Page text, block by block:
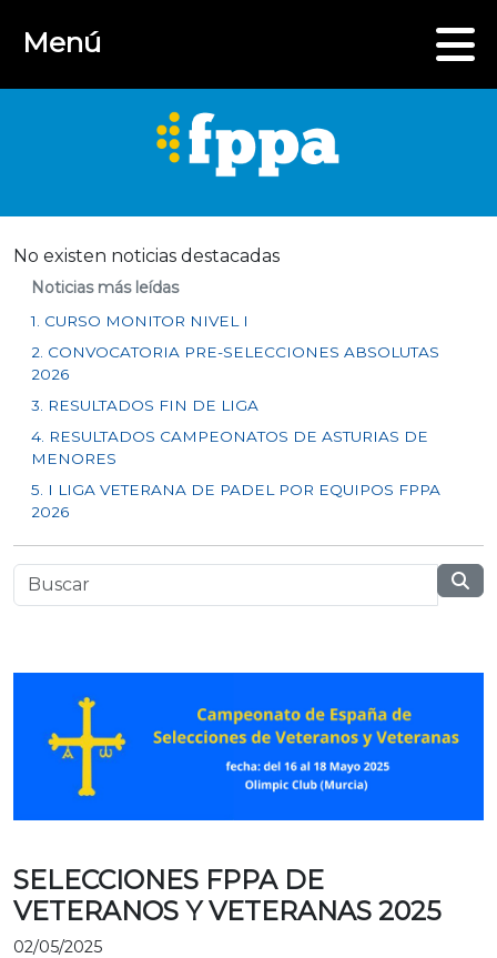
Menú
No existen noticias destacadas
Noticias más leídas
1. CURSO MONITOR NIVEL I
2. CONVOCATORIA PRE-SELECCIONES ABSOLUTAS
2026
3. RESULTADOS FIN DE LIGA
4. RESULTADOS CAMPEONATOS DE ASTURIAS DE
MENORES
5. I LIGA VETERANA DE PADEL POR EQUIPOS FPPA
2026
SELECCIONES FPPA DE
VETERANOS Y VETERANAS 2025
02/05/2025